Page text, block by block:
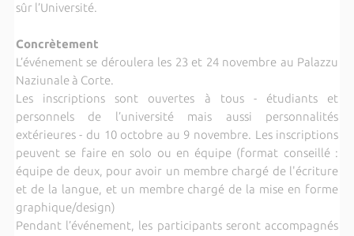
sûr l’Université.
Concrètement
L’événement se déroulera les 23 et 24 novembre au Palazzu
Naziunale à Corte.
Les inscriptions sont ouvertes à tous - étudiants et
personnels de l’université mais aussi personnalités
extérieures - du 10 octobre au 9 novembre. Les inscriptions
peuvent se faire en solo ou en équipe (format conseillé :
équipe de deux, pour avoir un membre chargé de l'écriture
et de la langue, et un membre chargé de la mise en forme
graphique/design)
Pendant l’événement, les participants seront accompagnés